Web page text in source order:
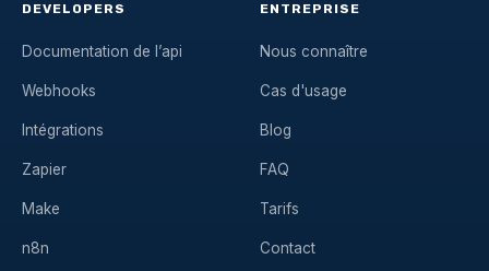
DEVELOPERS
Documentation de l’api
Webhooks
Intégrations
Zapier
Make
n8n
ENTREPRISE
Nous connaître
Cas d'usage
Blog
FAQ
Tarifs
Contact